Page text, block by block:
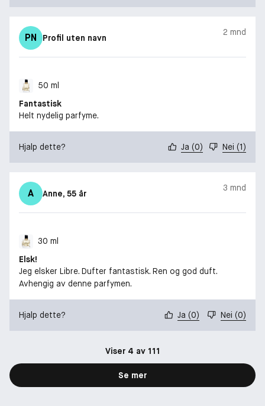
PN Profil uten navn
2 mnd
50 ml
Fantastisk
Helt nydelig parfyme.
Hjalp dette? Ja (0) Nei (1)
A Anne, 55 år
3 mnd
30 ml
Elsk!
Jeg elsker Libre. Dufter fantastisk. Ren og god duft.
Avhengig av denne parfymen.
Hjalp dette? Ja (0) Nei (0)
Viser 4 av 111
Se mer